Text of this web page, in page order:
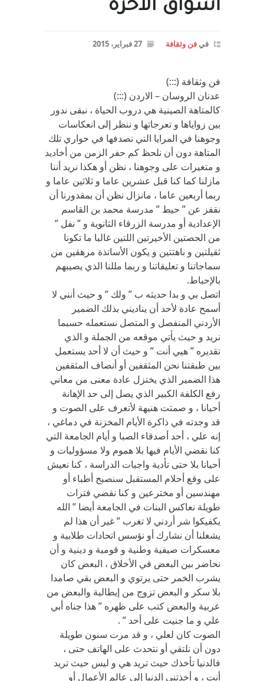
أسواق الآخرة
في فن وثقافة 27 فبراير، 2015
فن وثقافة (:::)
عدنان الروسان – الاردن (:::)
كالمتاهة الصينية هي دروب الحياة ، نبقى ندور
بين زواياها و تعرجاتها و ننظر إلى انعكاسات
وجوهنا في المرايا التي نصدفها في حواري تلك
المتاهة دون أن نلحظ كم حفر الزمن من أخاديد
و متغيرات على وجوهنا ، نظن أو هكذا نريد أننا
مازلنا كما كنا قبل عشرين عاما و ثلاثين عاما و
ربما أربعين عاما ، مانزال نظن أن بمقدورنا أن
نقفز عن ” حيط ” مدرسة محمد بن القاسم
الإعدادية أو مدرسة الزرقاء الثانوية و ” نفل ”
من الحصتين الأخيرتين اللتين غالبا ما تكونا
ثقيلتين و باهتتين و يكون الأساتذة مرهقين من
سماجاتنا و تعليقاتنا و ربما مللنا الذي يصيبهم
بالإحباط.
اتصل بي و بدا حديثه ب ” ولك ” و حيث أنني لا
أسمح عادة لأحد أن يناديني بذلك الضمير
الأردني المنفصل و المتصل نستعمله حسبما
نريد و حيث يأتي موقعه من الجملة و الذي
تقديره ” هيي أنت ” و حيث أن لا أحد يستعمل
بين طبقتنا نحن المثقفين أو أنصاف المثقفين
هذا الضمير الذي يختزل عادة معنى من معاني
رفع الكلفة الكبير الذي يصل إلى حد الإهانة
أحيانا ، و صمتت هنيهة لأتعرف على الصوت و
قد وجدته في ذاكرة الأيام المخزنة في دماغي ،
إنه علي ، أحد أصدقاء الصبا و أيام الجامعة التي
كنا نقضي الأيام فيها بلا هموم ولا مسؤوليات و
أحيانا بلا حتى تأدية واجبات الدراسة ، كنا نعيش
على وقع أحلام المستقبل سنصبح أطباء أو
مهندسين أو مخترعين و كنا نقضي فترات
طويلة نعاكس البنات في الجامعة أيضا ” الله
يكفيكوا شر أردني لا تغرب ” غير أن هذا لم
يشغلنا أن نشارك أو نؤسس اتحادات طلابية و
معسكرات صيفية وطنية و قومية و دينية و أن
نحاضر بين البعض في الأخلاق ، البعض كان
يشرب الخمر حتى يرتوي و البعض بقي صامدا
بلا سكر و البعض تزوج من إيطالية والبعض من
عربية والبعض كتب على ظهره ” هذا جناه أبي
علي و ما جنيت على أحد ” .
الصوت كان لعلي ، و قد مرت سنون طويلة
دون أن نلتقي أو نتحدث على الهاتف حتى ،
فالدنيا تأخذك حيث تريد هي و ليس حيث تريد
أنت ، و أخذتني الدنيا إلى عالم الأعمال أو